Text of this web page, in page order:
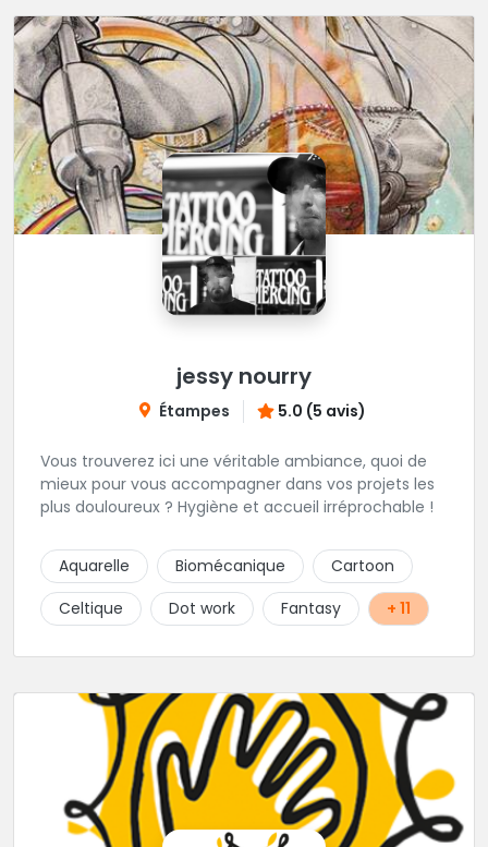
sympathique !
jessy nourry
Étampes 5.0 (5 avis)
Vous trouverez ici une véritable ambiance, quoi de
mieux pour vous accompagner dans vos projets les
plus douloureux ? Hygiène et accueil irréprochable !
Aquarelle Biomécanique
Cartoon
Celtique
Dot work Fantasy + 11